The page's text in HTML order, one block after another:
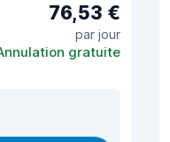
76,53 €
par jour
gratuite